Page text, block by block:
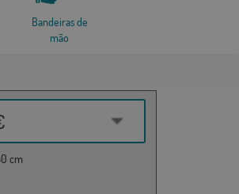
Bandeiras de
mão
cm